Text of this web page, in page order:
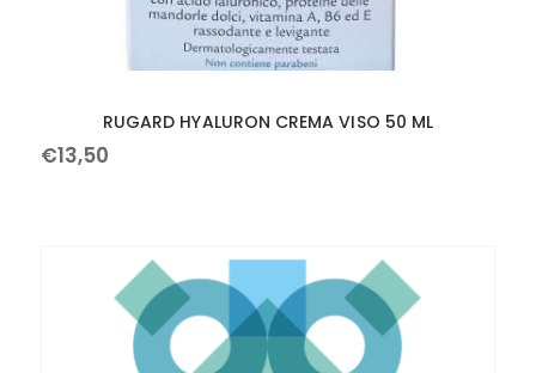
RUGARD HYALURON CREMA VISO 50 ML
€13,50